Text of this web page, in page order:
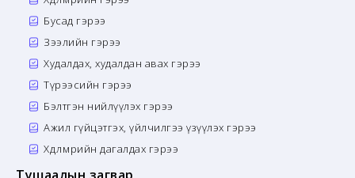
Бусад гэрээ
Зээлийн гэрээ
Худалдах, худалдан авах гэрээ
Түрээсийн гэрээ
Бэлтгэн нийлүүлэх гэрээ
Ажил гүйцэтгэх, үйлчилгээ үзүүлэх гэрээ
Хөдөлмөрийн дагалдах гэрээ